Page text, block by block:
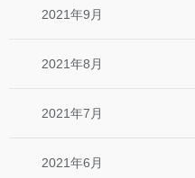
2021年9月
2021年8月
2021年7月
2021年6月